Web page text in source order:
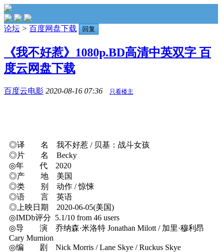
论坛 > 百度网盘下载 回复
《我不好惹》1080p.BD高清中英双字 百
度云网盘下载
百度云电影 2020-08-16 07:36 只看楼主
◎译 名 我不好惹 / 贝基：战斗女孩
◎片 名 Becky
◎年 代 2020
◎产 地 美国
◎类 别 动作 / 惊悚
◎语 言 英语
◎上映日期 2020-06-05(美国)
◎IMDb评分 5.1/10 from 46 users
◎导 演 乔纳森·米洛特 Jonathan Milott / 加里·穆利昂
Cary Murnion
◎编 剧 Nick Morris / Lane Skye / Ruckus Skye